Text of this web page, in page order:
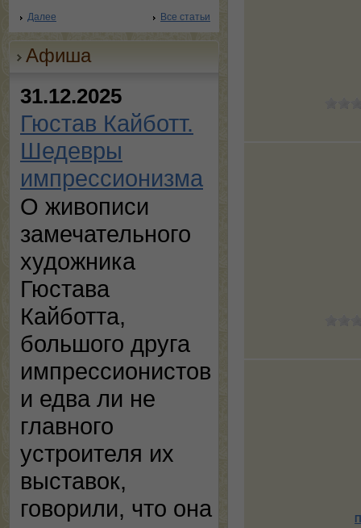
Далее Все статьи
Афиша
31.12.2025
Гюстав Кайботт.
Шедевры
импрессионизма
О живописи
замечательного
художника
Гюстава
Кайботта,
большого друга
импрессионистов
и едва ли не
главного
устроителя их
выставок,
говорили, что она